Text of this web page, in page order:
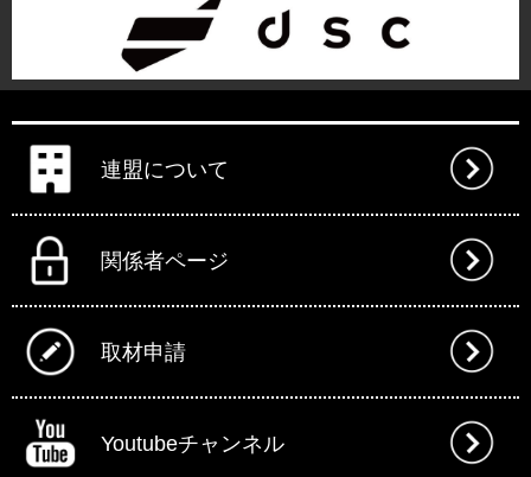
連盟について
関係者ページ
取材申請
Youtubeチャンネル